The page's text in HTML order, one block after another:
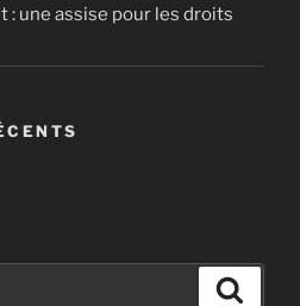
: une assise pour les droits